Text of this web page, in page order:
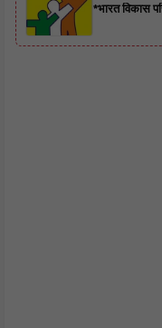
*भारत विकास